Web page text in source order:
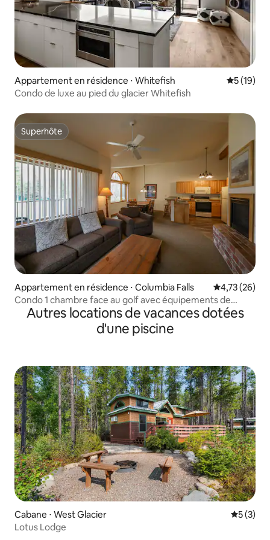
Appartement en résidence ⋅ Whitefish
5 (19)
Condo de luxe au pied du glacier Whitefish
Superhôte
Superhôte
Appartement en résidence ⋅ Columbia Falls Évaluation
4,73 (26)
Condo 1 chambre face au golf avec équipements de
villégiature
Autres locations de vacances dotées
d'une piscine
Cabane ⋅ West Glacier
5 (3)
Lotus Lodge